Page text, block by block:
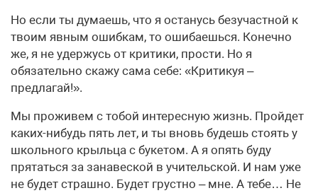
Но если ты думаешь, что я останусь безучастной к
твоим явным ошибкам, то ошибаешься. Конечно
же, я не удержусь от критики, прости. Но я
обязательно скажу сама себе: «Критикуя –
предлагай!».
Мы проживем с тобой интересную жизнь. Пройдет
каких-нибудь пять лет, и ты вновь будешь стоять у
школьного крыльца с букетом. А я опять буду
прятаться за занавеской в учительской. И нам уже
не будет страшно. Будет грустно – мне. А тебе… Не